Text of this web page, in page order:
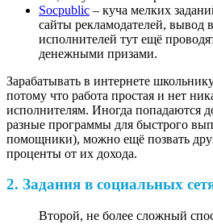
Socpublic – куча мелких
сайты рекламодателей, вывод
исполнителей тут ещё
денежными призами.
Зарабатывать в интернете
потому что работа простая и нет
исполнителям. Иногда попадаются
разные программы для быстрого
помощники), можно ещё позвать
проценты от их дохода.
2. Задания в социальных
Второй, не более сложный